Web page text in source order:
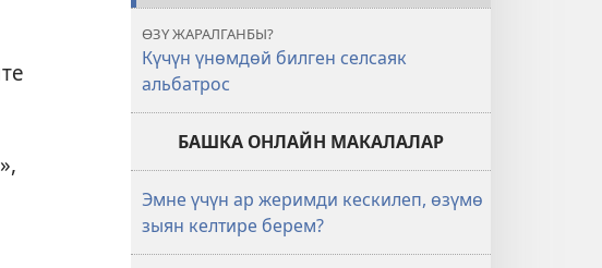
ӨЗҮ ЖАРАЛГАНБЫ?
Күчүн үнөмдөй билген селсаяк
альбатрос
БАШКА ОНЛАЙН МАКАЛАЛАР
Эмне үчүн ар жеримди кескилеп, өзүмө
зыян келтире берем?